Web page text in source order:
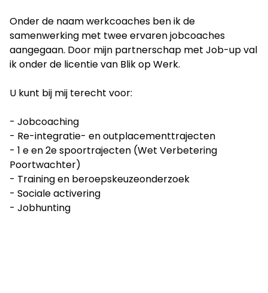
Onder de naam werkcoaches ben ik de
samenwerking met twee ervaren jobcoaches
aangegaan. Door mijn partnerschap met Job-up val
ik onder de licentie van Blik op Werk.
U kunt bij mij terecht voor:
- Jobcoaching
- Re-integratie- en outplacementtrajecten
- 1 e en 2e spoortrajecten (Wet Verbetering
Poortwachter)
- Training en beroepskeuzeonderzoek
- Sociale activering
- Jobhunting